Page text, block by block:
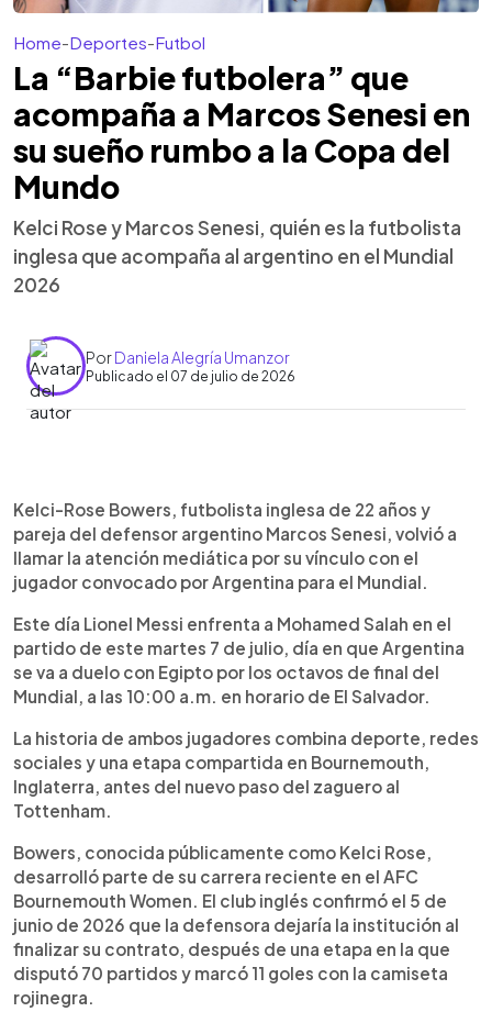
Home-Deportes-Futbol
La “Barbie futbolera” que
acompaña a Marcos Senesi en
su sueño rumbo a la Copa del
Mundo
Kelci Rose y Marcos Senesi, quién es la futbolista
inglesa que acompaña al argentino en el Mundial
2026
PorDaniela Alegría Umanzor
Publicado el 07 de julio de 2026
► Escuchar artículo
Kelci Rose Bowers, futbolista inglesa de 22 años,
volvió a ganar atención por su relación con Marcos
Senesi, defensor argentino convocado al Mundial
2026. Ambos coincidieron en Bournemouth, club
donde ella desarrolló parte de su carrera y él jugó
antes de firmar con Tottenham. La pareja combina
una historia marcada por el fútbol, los cambios de
club y la exposición en redes sociales, mientras
Senesi encara una nueva etapa con Argentina y en
Kelci-Rose Bowers, futbolista inglesa de 22 años y
pareja del defensor argentino Marcos Senesi, volvió a
llamar la atención mediática por su vínculo con el
jugador convocado por Argentina para el Mundial.
Este día Lionel Messi enfrenta a Mohamed Salah en el
partido de este martes 7 de julio, día en que Argentina
se va a duelo con Egipto por los octavos de final del
Mundial, a las 10:00 a.m. en horario de El Salvador.
La historia de ambos jugadores combina deporte, redes
sociales y una etapa compartida en Bournemouth,
Inglaterra, antes del nuevo paso del zaguero al
Tottenham.
Bowers, conocida públicamente como Kelci Rose,
desarrolló parte de su carrera reciente en el AFC
Bournemouth Women. El club inglés confirmó el 5 de
junio de 2026 que la defensora dejaría la institución al
finalizar su contrato, después de una etapa en la que
disputó 70 partidos y marcó 11 goles con la camiseta
rojinegra.